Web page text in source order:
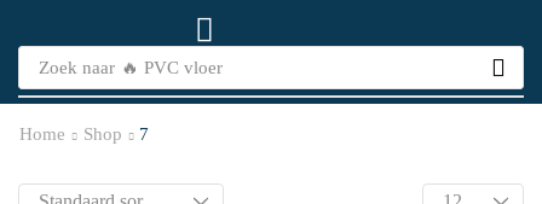
Zoek naar 🔥 PVC vloer
Home Shop 7